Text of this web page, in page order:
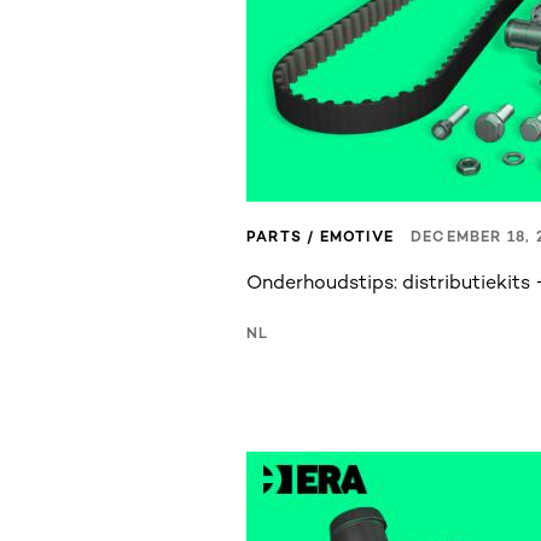
PARTS / EMOTIVE DECEMBER 18,
Onderhoudstips: distributiekits
NL